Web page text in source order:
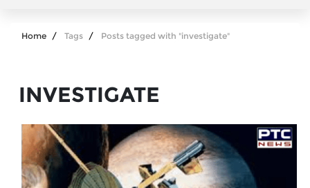
Home Tags Posts tagged with "investigate"
INVESTIGATE